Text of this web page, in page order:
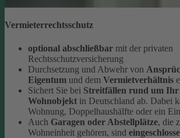
Vermieterrechtsschutz
optional abschließbar mit der privaten
Rechtsschutzversicherung
Durchsetzung und Abwehr von
Eigentum und dem Vermietverhältnis
Sichert Sie bei Streitfällen rund um Ihr
Wohnobjekt in Deutschland ab. Dabei
Wohnung, Doppelhaushälfte oder ein
Auch Garagen oder Abstellplätze, die
Wohneinheit gehören, sind